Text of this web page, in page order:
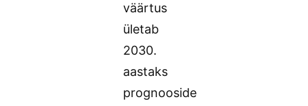
väärtus
ületab
2030.
aastaks
prognooside